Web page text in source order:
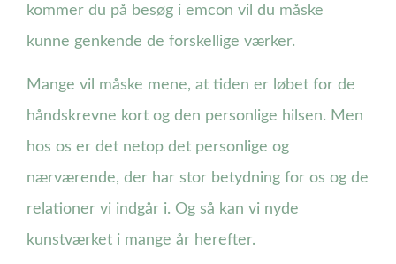
kommer du på besøg i emcon vil du måske
kunne genkende de forskellige værker.
Mange vil måske mene, at tiden er løbet for de
håndskrevne kort og den personlige hilsen. Men
hos os er det netop det personlige og
nærværende, der har stor betydning for os og de
relationer vi indgår i. Og så kan vi nyde
kunstværket i mange år herefter.